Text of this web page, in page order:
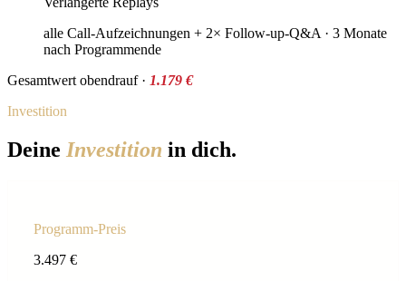
alle Call-Aufzeichnungen + 2× Follow-up-Q&A · 3 Monate
nach Programmende
Gesamtwert obendrauf · 1.179 €
Investition
Deine Investition in dich.
Programm-Preis
3.497 €